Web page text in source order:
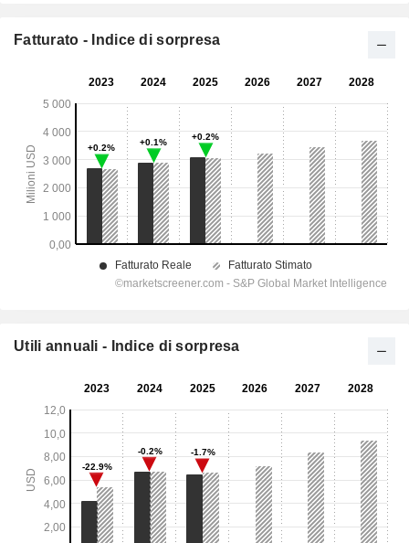
Fatturato - Indice di sorpresa
Utili annuali - Indice di sorpresa